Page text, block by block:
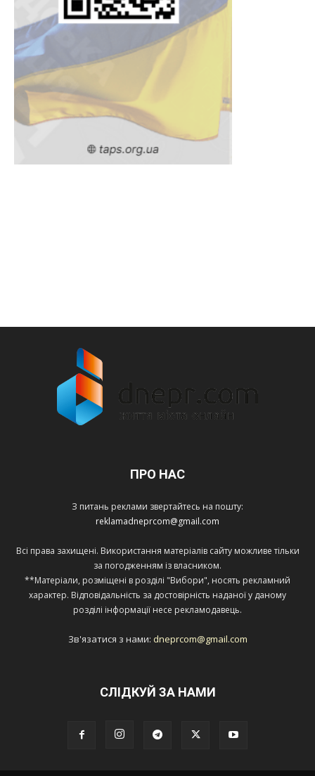
ПРО НАС
З питань реклами звертайтесь на пошту:
reklamadneprcom@gmail.com
Всі права захищені. Використання матеріалів сайту можливе тільки
за погодженням із власником.
**Матеріали, розміщені в розділі "Вибори", носять рекламний
характер. Відповідальність за достовірність наданої у даному
розділі інформації несе рекламодавець.
Зв'язатися з нами: dneprcom@gmail.com
СЛІДКУЙ ЗА НАМИ